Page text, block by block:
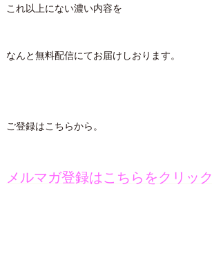
これ以上にない濃い内容を
なんと無料配信にてお届けしおります。
ご登録はこちらから。
メルマガ登録はこちらをクリック